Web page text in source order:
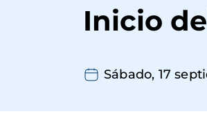
navegación
Inicio
Sábado, 17